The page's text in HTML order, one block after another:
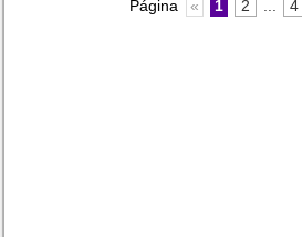
Página « 1 2 4